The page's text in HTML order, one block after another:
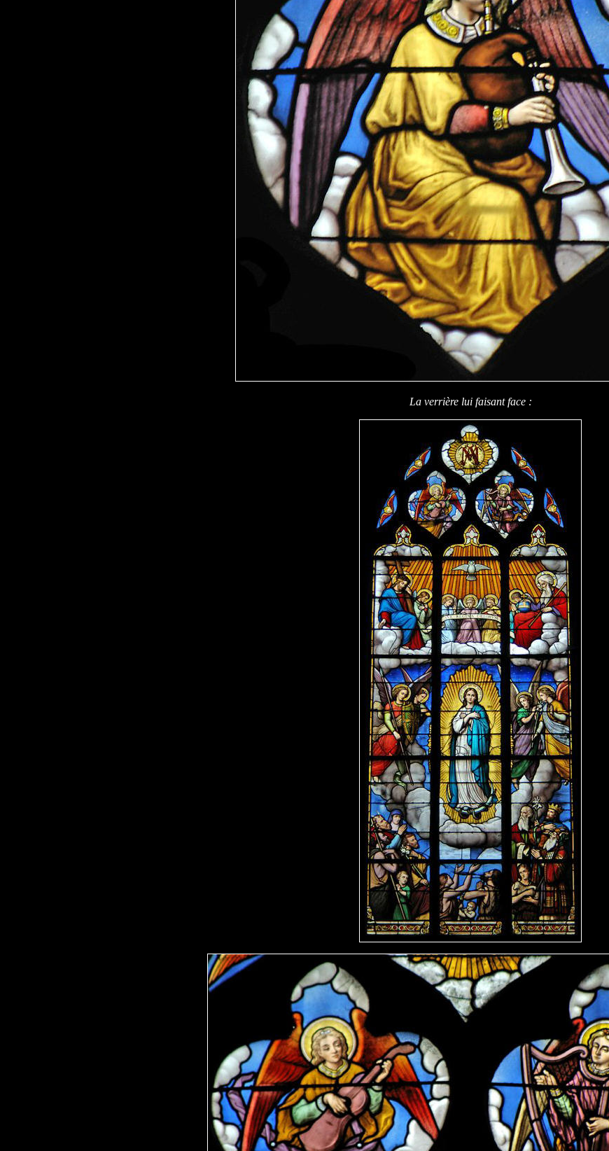
La verrière lui faisant face :